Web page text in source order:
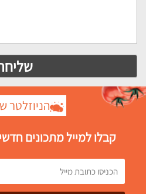
הניוזלטר
קבלו למייל מתכונים